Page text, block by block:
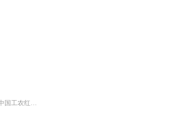
本书依据权威史料 ，讲诉了中国工农红军的长征史。通过一个个鲜活的人物和一段段感人的故事，再现了中国工农红军辗转十余省、突破几十万敌军围追堵截、挑战人类生存极限，与国名党军队进行机智顽强斗争的场面，表现了红军指战员坚定信念、不畏艰险、不屈不...